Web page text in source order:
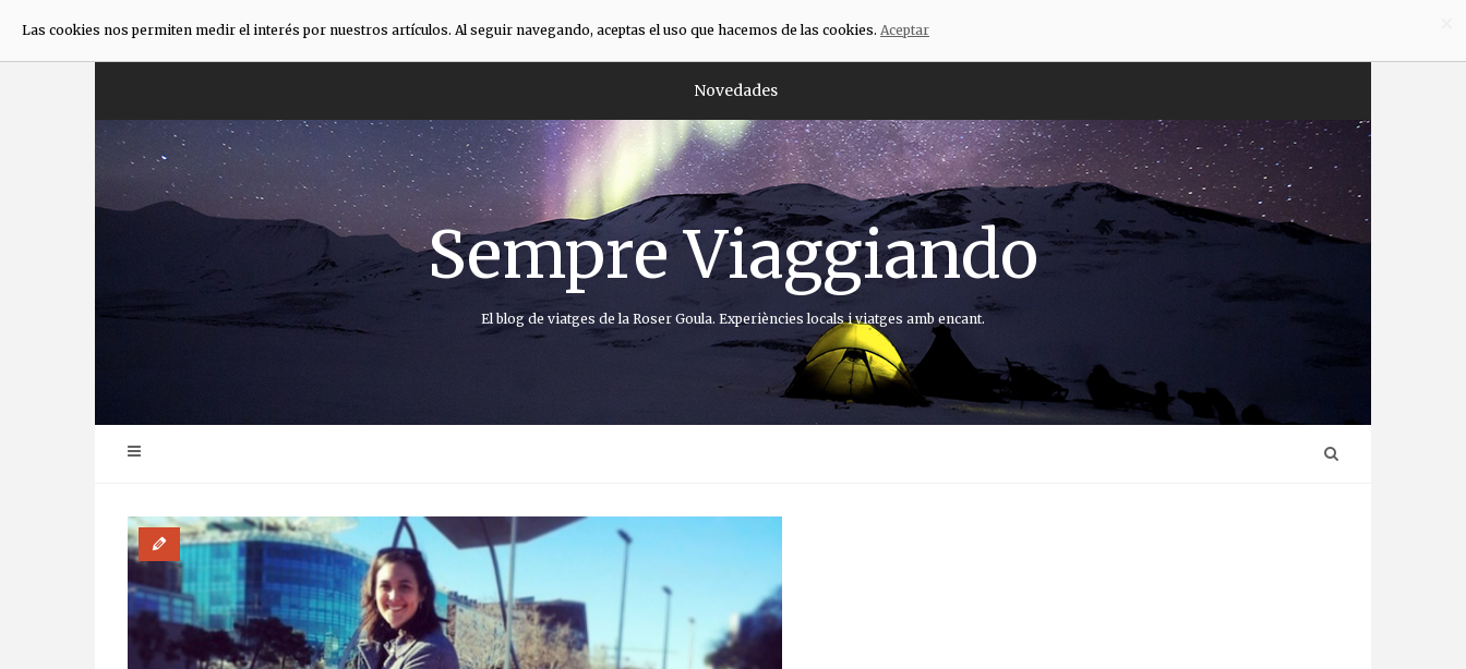
Novedades
Sempre Viaggiando
El blog de viatges de la Roser Goula. Experiències locals i viatges amb encant.
Las cookies nos permiten medir el interés por nuestros artículos. Al seguir navegando, aceptas el uso que hacemos de las cookies. Aceptar